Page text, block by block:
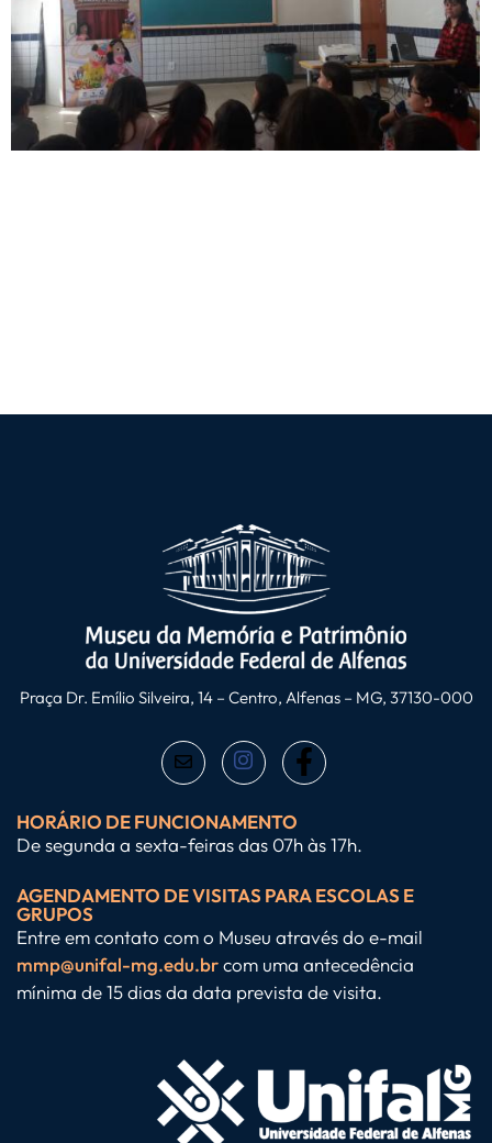
Praça Dr. Emílio Silveira, 14 – Centro, Alfenas – MG, 37130-000
HORÁRIO DE FUNCIONAMENTO
De segunda a sexta-feiras das 07h às 17h.
AGENDAMENTO DE VISITAS PARA ESCOLAS E
GRUPOS
Entre em contato com o Museu através do e-mail
mmp@unifal-mg.edu.brcom uma antecedência
mínima de 15 dias da data prevista de visita.